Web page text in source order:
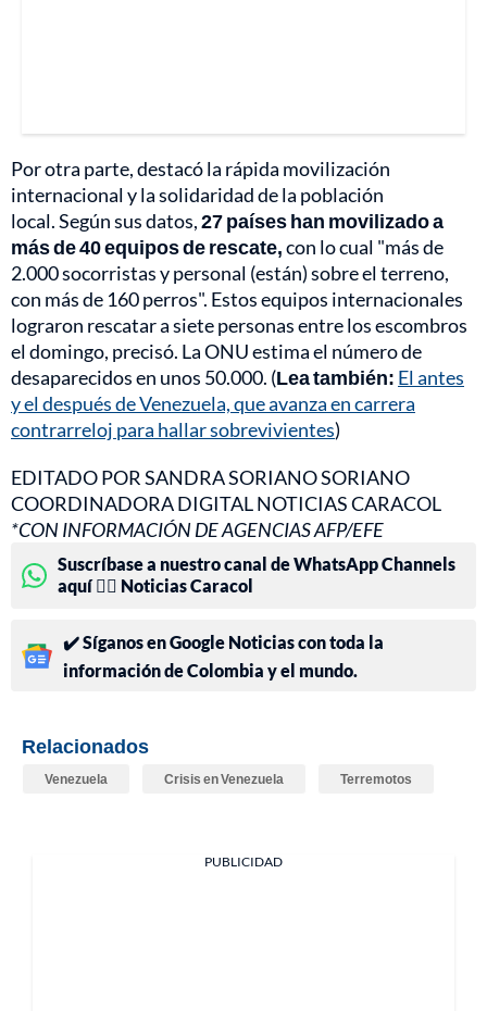
Por otra parte, destacó la rápida movilización
internacional y la solidaridad de la población
local. Según sus datos,27 países han movilizado a
más de 40 equipos de rescate,con lo cual "más de
2.000 socorristas y personal (están) sobre el terreno,
con más de 160 perros". Estos equipos internacionales
lograron rescatar a siete personas entre los escombros
el domingo, precisó. La ONU estima el número de
desaparecidos en unos 50.000. (Lea también: El antes
y el después de Venezuela, que avanza en carrera
contrarreloj para hallar sobrevivientes)
EDITADO POR SANDRA SORIANO SORIANO
COORDINADORA DIGITAL NOTICIAS CARACOL
*CON INFORMACIÓN DE AGENCIAS AFP/EFE
Suscríbase a nuestro canal de WhatsApp Channels
aquí 👉🏻 Noticias Caracol
✔️ Síganos en Google Noticias con toda la
información de Colombia y el mundo.
Relacionados
Venezuela Crisis en Venezuela Terremotos
PUBLICIDAD